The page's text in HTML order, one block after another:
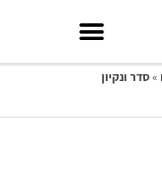
»סדר ונקיון